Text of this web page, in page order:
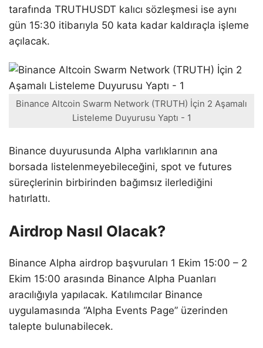
tarafında TRUTHUSDT kalıcı sözleşmesi ise aynı
gün 15:30 itibarıyla 50 kata kadar kaldıraçla işleme
açılacak.
Binance Altcoin Swarm Network (TRUTH) İçin 2 Aşamalı
Listeleme Duyurusu Yaptı - 1
Binance duyurusunda Alpha varlıklarının ana
borsada listelenmeyebileceğini, spot ve futures
süreçlerinin birbirinden bağımsız ilerlediğini
hatırlattı.
Airdrop Nasıl Olacak?
Binance Alpha airdrop başvuruları 1 Ekim 15:00 – 2
Ekim 15:00 arasında Binance Alpha Puanları
aracılığıyla yapılacak. Katılımcılar Binance
uygulamasında “Alpha Events Page” üzerinden
talepte bulunabilecek.